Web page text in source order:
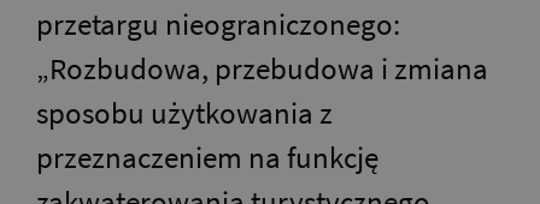
przetargu nieograniczonego:
„Rozbudowa, przebudowa i zmiana
sposobu użytkowania z
przeznaczeniem na funkcję